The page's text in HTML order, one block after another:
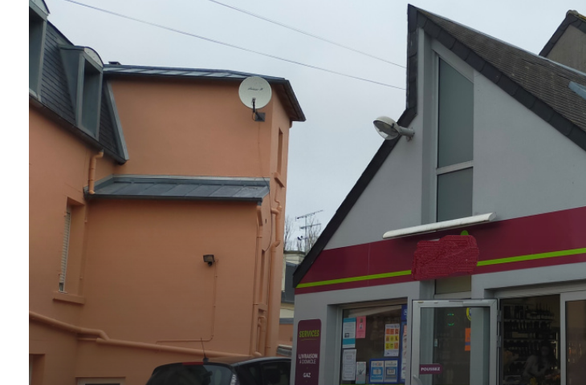
NOTRE
ÉQUIPE
CONTACT